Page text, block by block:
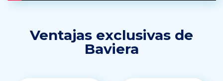
Ventajas exclusivas de
Baviera